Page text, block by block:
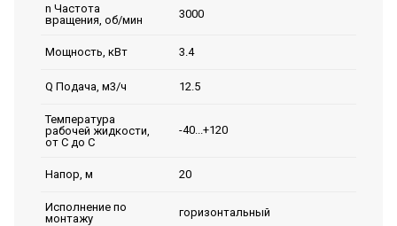
n Частота
вращения, об/мин
3000
Мощность, кВт 3.4
Q Подача, м3/ч 12.5
Температура
рабочей жидкости,
от С до С
-40...+120
Напор, м 20
Исполнение по
монтажу
горизонтальный